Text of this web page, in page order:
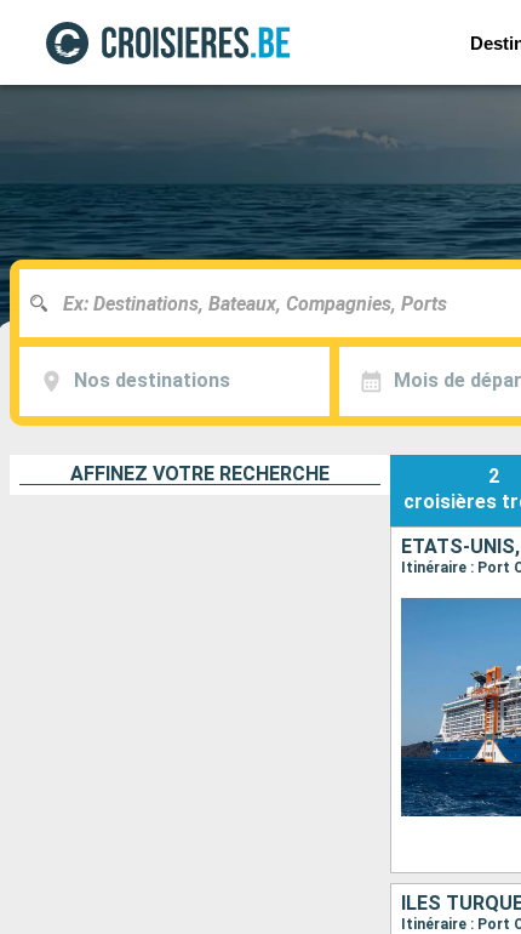
Nos destinations Mois de
AFFINEZ VOTRE RECHERCHE
2
croisières
ÉTATS-
Itinéraire : Port
ÎLES
Itinéraire : Port